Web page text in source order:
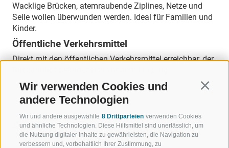
Wir verwenden Cookies und
andere Technologien
Wir und andere ausgewählte 8 Drittparteien verwenden Cookies
und ähnliche Technologien. Diese Hilfsmittel sind unerlässlich, um
die Nutzung digitaler Inhalte zu gewährleisten, die Navigation zu
verbessern und, vorbehaltlich Ihrer Zustimmung, zu
Wacklige Brücken, atemraubende Ziplines, Netze und
Seile wollen überwunden werden. Ideal für Familien und
Kinder.
Öffentliche Verkehrsmittel
Direkt mit den öffentlichen Verkehrsmittel erreichbar, der
ZURÜCK